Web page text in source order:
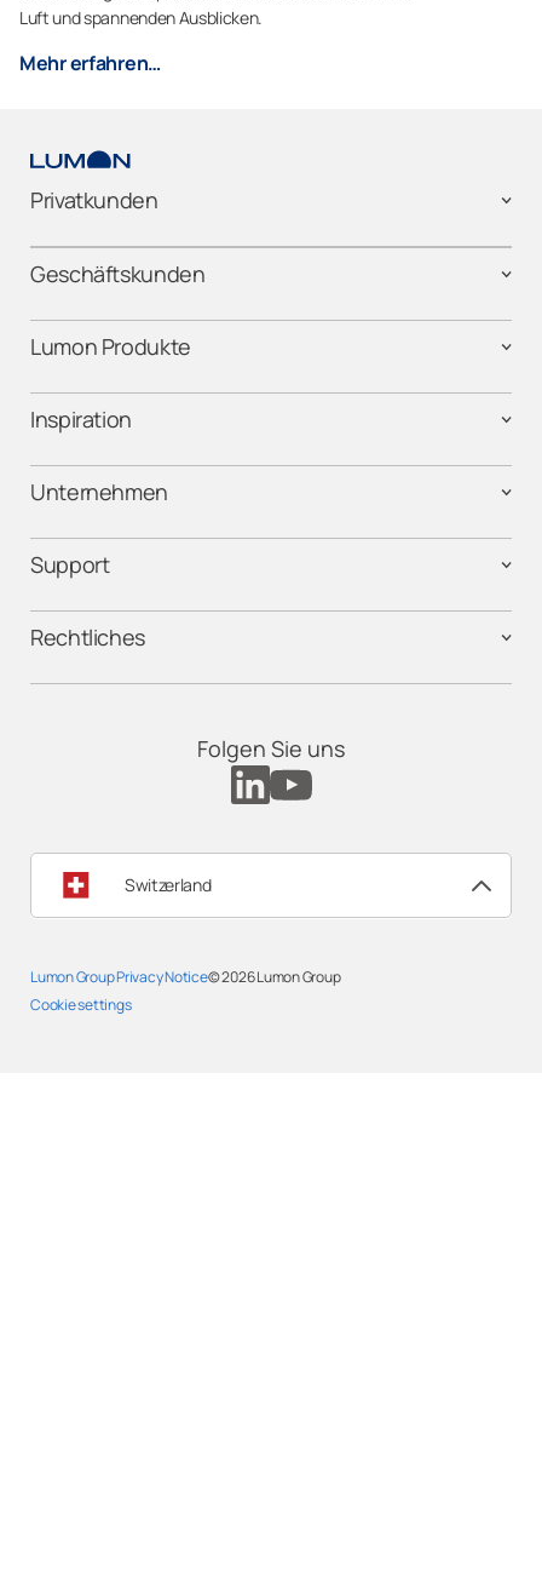
Luft und spannenden Ausblicken.
Mehr erfahren…
Privatkunden
Geschäftskunden
Lumon Produkte
Inspiration
Unternehmen
Support
Rechtliches
Folgen Sie uns
Switzerland
Lumon Group Privacy Notice
Cookie settings
© 2026Lumon Group